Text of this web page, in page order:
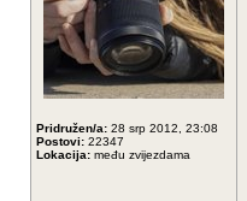
Pridružen/a: 28 srp 2012, 23:08
Postovi: 22347
Lokacija: među zvijezdama